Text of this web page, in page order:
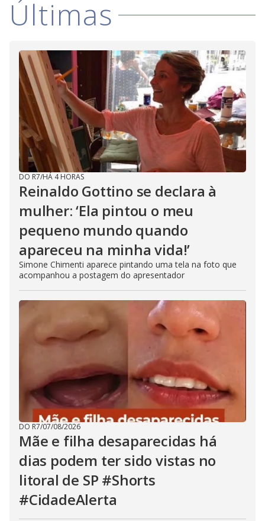
i
d
e
o
Últimas
DO R7/HÁ 4 HORAS
Reinaldo Gottino se declara à
mulher: ‘Ela pintou o meu
pequeno mundo quando
apareceu na minha vida!’
Simone Chimenti aparece pintando uma tela na foto que
acompanhou a postagem do apresentador
DO R7/07/08/2026
Mãe e filha desaparecidas há
dias podem ter sido vistas no
litoral de SP #Shorts
#CidadeAlerta